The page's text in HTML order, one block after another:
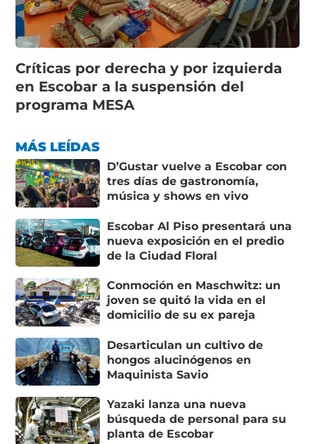
Críticas por derecha y por izquierda
en Escobar a la suspensión del
programa MESA
MÁS LEÍDAS
D’Gustar vuelve a Escobar con
tres días de gastronomía,
música y shows en vivo
Escobar Al Piso presentará una
nueva exposición en el predio
de la Ciudad Floral
Conmoción en Maschwitz: un
joven se quitó la vida en el
domicilio de su ex pareja
Desarticulan un cultivo de
hongos alucinógenos en
Maquinista Savio
Yazaki lanza una nueva
búsqueda de personal para su
planta de Escobar